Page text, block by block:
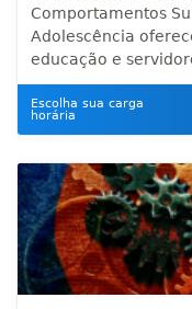
Comportamentos
Adolescência
educação e
Escolha sua carga
horária